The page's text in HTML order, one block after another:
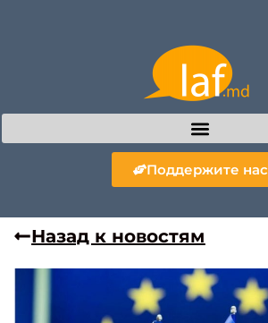
Поддержите нас
Назад к новостям